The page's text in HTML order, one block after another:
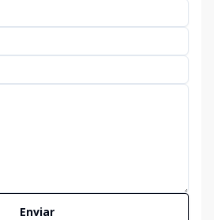
Enviar